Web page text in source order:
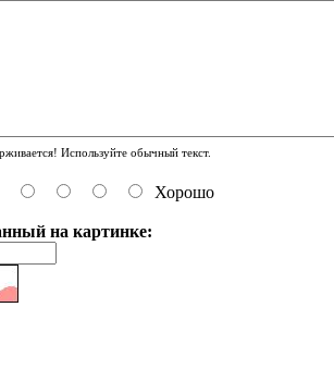
Используйте обычный текст.
Хорошо
на картинке: